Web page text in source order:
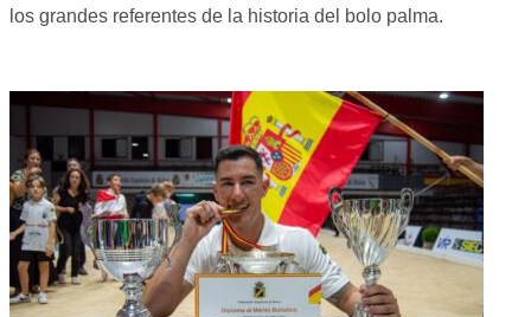
los grandes referentes de la historia del bolo palma.